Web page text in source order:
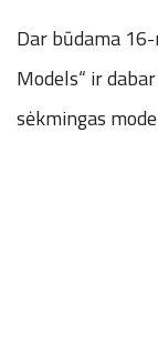
Dar būdama
Models“ ir
sėkmingas